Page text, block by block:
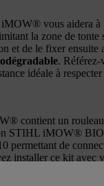
vous aidera à
la zone de tonte
et de le fixer
. Référez-
idéale à
contient un
STIHL iMOW® BIO
de
installer ce kit